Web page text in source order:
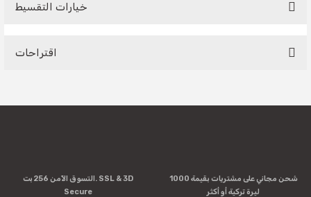
خيارات التقسيط
اقتراحات
product's price, image, description, or any other insufficient
Missing information in the product description.
التسوق الآمن 256 بت. SSL & 3D
Secure
شحن مجاني على مشتريات بقيمة 1000
ليرة تركية أو أكثر